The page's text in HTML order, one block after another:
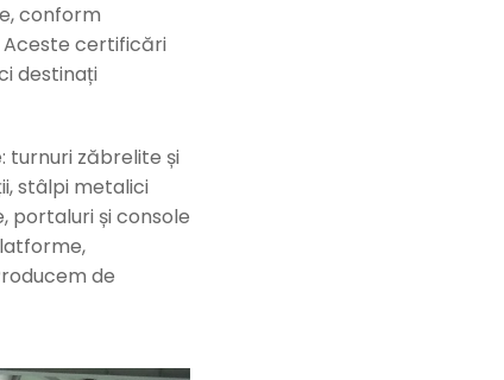
conform
Aceste certificări
destinați
turnuri zăbrelite și
stâlpi metalici
portaluri și console
de